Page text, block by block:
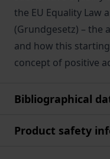
the EU Equality Law
(Grundgesetz) – the
and how this
concept of positive
Bibliographical
Product safety